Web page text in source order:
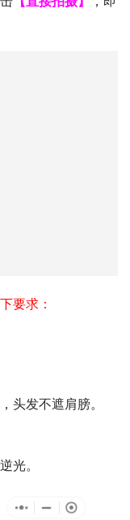
要求：
头发不遮肩膀。
光。